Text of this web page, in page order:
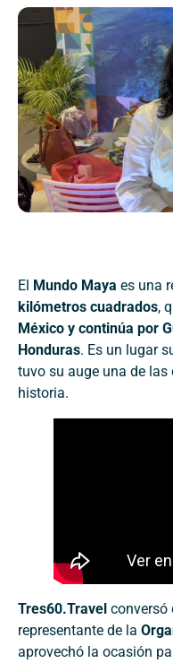
El Mundo Maya es una
kilómetros cuadrados,
México y continúa por
Honduras. Es un lugar
tuvo su auge una de
historia.
Tres60.Travel conversó
representante de la
aprovechó la ocasión